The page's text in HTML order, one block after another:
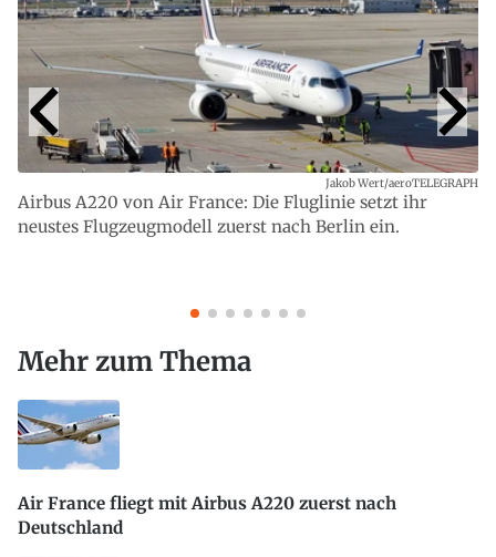
Airbus A220 von Air France: Die Fluglinie setzt ihr
neustes Flugzeugmodell zuerst nach Berlin ein.
Jakob Wert/aeroTELEGRAPH
Mehr zum Thema
Air France fliegt mit Airbus A220 zuerst nach
Deutschland